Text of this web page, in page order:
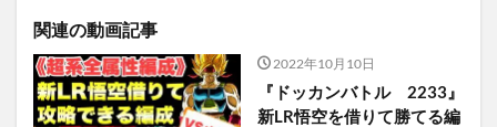
関連の動画記事
2022年10月10日
『ドッカンバトル 2233』
新LR悟空を借りて勝てる編